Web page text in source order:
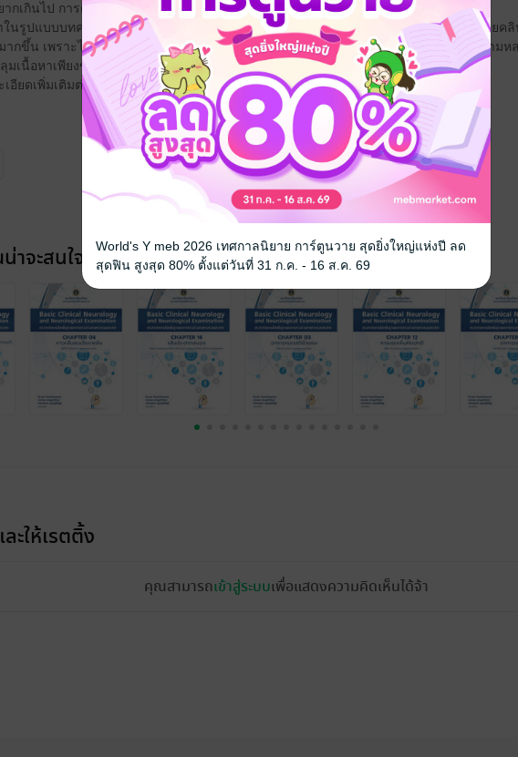
ากเกินไป การดูแลผู้ป่วยด้านประสาทวิทยาจะมีความสุขมากขึ้น
ในรูปแบบบทความแล้ว ยังมีการแสดงการตรวจร่างกาย ตลอดจนอาการแสดงของผู้ป่วยด้วยค
มากขึ้น เพราะได้เห็นตัวอย่างจริง อย่างไรก็ตาม ร่างกายมนุษย์ซึ่งรวมถึงระบบประสาทมีความ
มเนื้อหาเพียงขั้นพื้นฐาน จึงขอแนะนำให้ผู้สนใจ
อียดเพิ่มเติมต่อไป
าจะสนใจ
ะให้เรตติ้ง
คุณสามารถเข้าสู่ระบบเพื่อแสดงความคิดเห็นได้จ้า
World's Y meb 2026 เทศกาลนิยาย การ์ตูนวาย สุดยิ่งใหญ่แห่งปี ลด
สุดฟิน สูงสุด 80% ตั้งแต่วันที่ 31 ก.ค. - 16 ส.ค. 69